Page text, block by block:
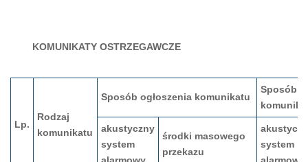
KOMUNIKATY OSTRZEGAWCZE
Lp.
Rodzaj
komunikatu
Sposób ogłoszenia komunikatu
Sposób
akustyczny
system
środki masowego
przekazu
system